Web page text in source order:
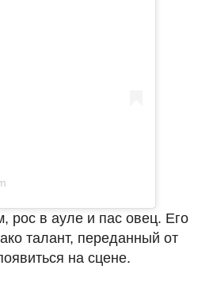
рос в ауле и пас овец. Его
талант, переданный от
на сцене.